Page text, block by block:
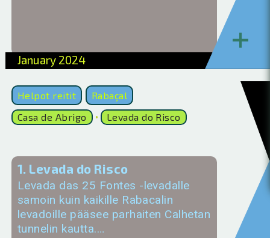
January 2024
+
Helpot reitit
Rabaçal
Casa de Abrigo
• Levada do Risco
1. Levada do Risco
Levada das 25 Fontes -levadalle
samoin kuin kaikille Rabacalin
levadoille pääsee parhaiten Calhetan
tunnelin kautta.…